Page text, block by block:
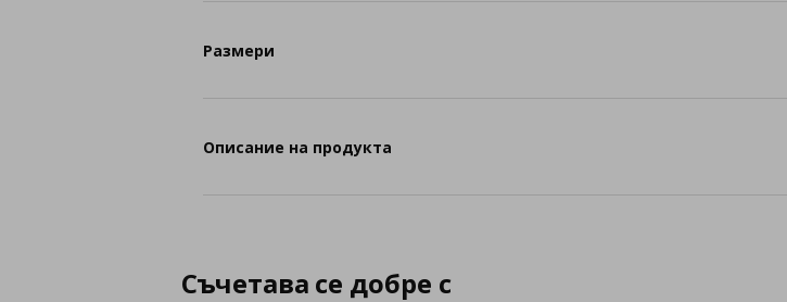
Размери
Описание на продукта
Съчетава се добре с